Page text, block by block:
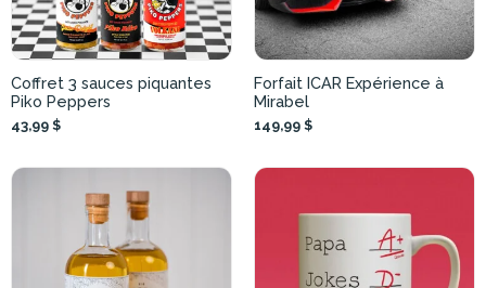
Coffret 3 sauces piquantes
Piko Peppers
43,99 $
Forfait ICAR Expérience à
Mirabel
149,99 $